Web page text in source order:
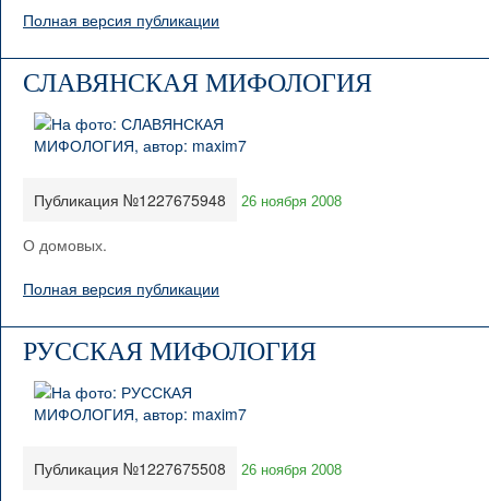
Полная версия публикации
СЛАВЯНСКАЯ МИФОЛОГИЯ
Публикация №1227675948 26 ноября 2008
О домовых.
Полная версия публикации
РУССКАЯ МИФОЛОГИЯ
Публикация №1227675508 26 ноября 2008